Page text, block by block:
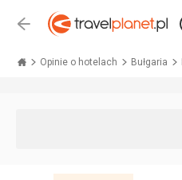
Wstecz
Opinie o hotelach Bułgaria